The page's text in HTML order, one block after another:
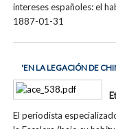
intereses españoles: el
1887-01-31
'EN LA LEGACIÓN DE
El periodista